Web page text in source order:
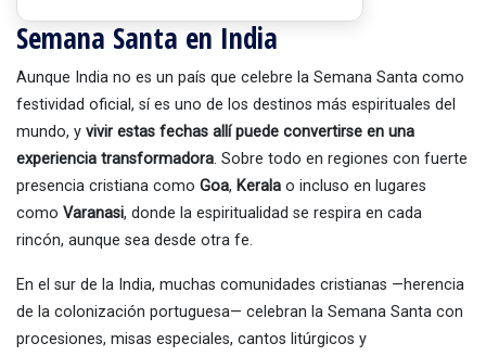
Semana Santa en India
Aunque India no es un país que celebre la Semana Santa como
festividad oficial, sí es uno de los destinos más espirituales del
mundo, y vivir estas fechas allí puede convertirse en una
experiencia transformadora. Sobre todo en regiones con fuerte
presencia cristiana como Goa, Kerala o incluso en lugares
como Varanasi, donde la espiritualidad se respira en cada
rincón, aunque sea desde otra fe.
En el sur de la India, muchas comunidades cristianas —herencia
de la colonización portuguesa— celebran la Semana Santa con
procesiones, misas especiales, cantos litúrgicos y